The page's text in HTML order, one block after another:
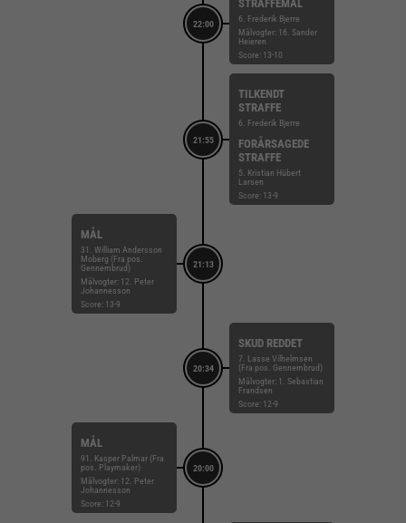
22:00
STRAFFEMÅL
6. Frederik Bjerre
Målvogter: 16. Sander
Heieren
Score: 13-10
21:55
TILKENDT
STRAFFE
6. Frederik Bjerre
FORÅRSAGEDE
STRAFFE
5. Kristian Hübert
Larsen
Score: 13-9
21:13
MÅL
31. William Andersson
Moberg (Fra pos.
Gennembrud)
Målvogter: 12. Peter
Johannesson
Score: 13-9
20:34
SKUD REDDET
7. Lasse Vilhelmsen
(Fra pos. Gennembrud)
Målvogter: 1. Sebastian
Frandsen
Score: 12-9
20:00
MÅL
91. Kasper Palmar (Fra
pos. Playmaker)
Målvogter: 12. Peter
Johannesson
Score: 12-9